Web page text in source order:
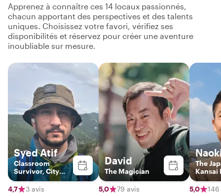
Apprenez à connaître ces 14 locaux passionnés,
chacun apportant des perspectives et des talents
uniques. Choisissez votre favori, vérifiez ses
disponibilités et réservez pour créer une aventure
inoubliable sur mesure.
Syed Atif
Classroom
Survivor, City
Explorer
4,7
3 avis
David
The Magician
5,0 79 avis
The
Kansai
5,0